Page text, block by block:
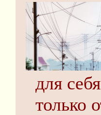
для
только